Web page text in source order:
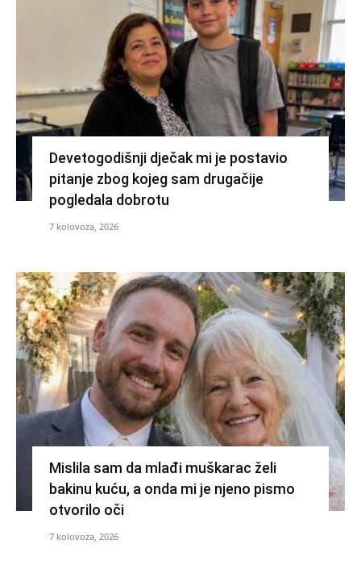
Devetogodišnji dječak mi je postavio
pitanje zbog kojeg sam drugačije
pogledala dobrotu
7 kolovoza, 2026
Mislila sam da mlađi muškarac želi
bakinu kuću, a onda mi je njeno pismo
otvorilo oči
7 kolovoza, 2026